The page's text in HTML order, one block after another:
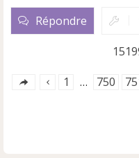
Répondre
1 … 750